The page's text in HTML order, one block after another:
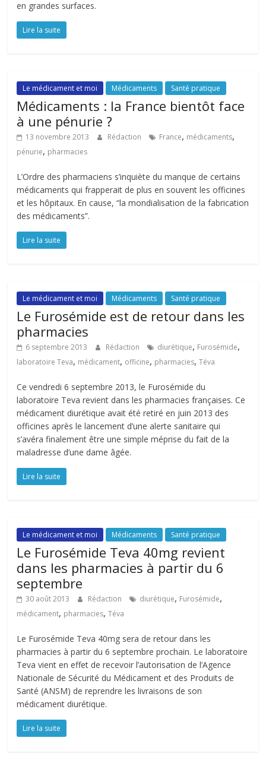
en grandes surfaces.
Lire la suite
Le médicament et moi Médicaments Santé pratique
Médicaments : la France bientôt face
à une pénurie ?
13 novembre 2013 Rédaction France, médicaments,
pénurie, pharmacies
L’Ordre des pharmaciens s’inquiète du manque de certains
médicaments qui frapperait de plus en souvent les officines
et les hôpitaux. En cause, “la mondialisation de la fabrication
des médicaments”.
Lire la suite
Le médicament et moi Médicaments Santé pratique
Le Furosémide est de retour dans les
pharmacies
6 septembre 2013 Rédaction diurétique, Furosémide,
laboratoire Teva, médicament, officine, pharmacies,Téva
Ce vendredi 6 septembre 2013, le Furosémide du
laboratoire Teva revient dans les pharmacies françaises. Ce
médicament diurétique avait été retiré en juin 2013 des
officines après le lancement d’une alerte sanitaire qui
s’avéra finalement être une simple méprise du fait de la
maladresse d’une dame âgée.
Lire la suite
Le médicament et moi Médicaments Santé pratique
Le Furosémide Teva 40mg revient
dans les pharmacies à partir du 6
septembre
30 août 2013 Rédaction diurétique, Furosémide,
médicament, pharmacies,Téva
Le Furosémide Teva 40mg sera de retour dans les
pharmacies à partir du 6 septembre prochain. Le laboratoire
Teva vient en effet de recevoir l’autorisation de l’Agence
Nationale de Sécurité du Médicament et des Produits de
Santé (ANSM) de reprendre les livraisons de son
médicament diurétique.
Lire la suite